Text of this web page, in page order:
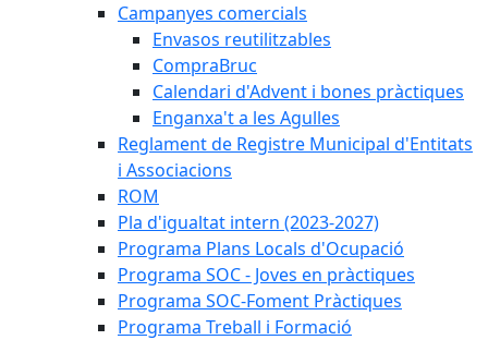
Campanyes comercials
Envasos reutilitzables
CompraBruc
Calendari d'Advent i bones pràctiques
Enganxa't a les Agulles
Reglament de Registre Municipal d'Entitats
i Associacions
ROM
Pla d'igualtat intern (2023-2027)
Programa Plans Locals d'Ocupació
Programa SOC - Joves en pràctiques
Programa SOC-Foment Pràctiques
Programa Treball i Formació